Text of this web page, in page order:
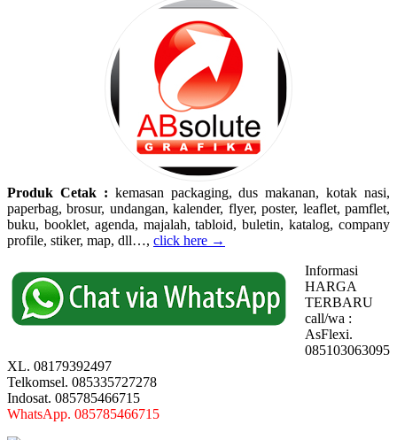
Produk Cetak : kemasan packaging, dus makanan, kotak nasi,
paperbag, brosur, undangan, kalender, flyer, poster, leaflet, pamflet,
buku, booklet, agenda, majalah, tabloid, buletin, katalog, company
profile, stiker, map, dll…, click here →
Informasi
HARGA
TERBARU
call/wa :
AsFlexi.
085103063095
XL. 08179392497
Telkomsel. 085335727278
Indosat. 085785466715
WhatsApp. 085785466715